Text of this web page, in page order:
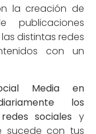
la creación de
publicaciones
distintas redes
con un
Media en
los
redes sociales y
sucede con tus